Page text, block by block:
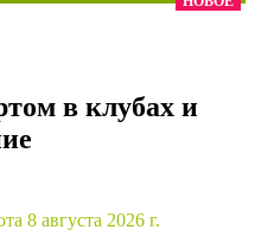
бухгалтера»
политика» и «Алгоритмы для
в клубах и
8 августа 2026 г.